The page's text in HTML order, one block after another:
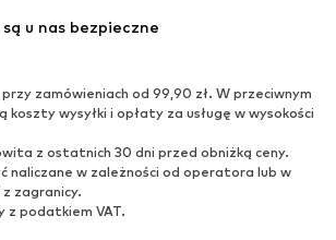
Na czasie
obcasie
Kozaki
u nas bezpieczne
zamówieniach od 99,90 zł. W przeciwnym
koszty wysyłki i opłaty za usługę w wysokości
z ostatnich 30 dni przed obniżką ceny.
naliczane w zależności od operatora lub w
zagranicy.
z podatkiem VAT.